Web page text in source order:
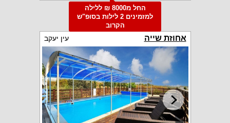
החל מ8000 ₪ ללילה
למזמינים 2 לילות בסופ"ש
הקרוב
אחוזת שייה עין יעקב